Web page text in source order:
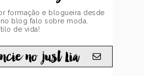
formação e blogueira desde
blog falo sobre moda,
de vida!
no just Lia